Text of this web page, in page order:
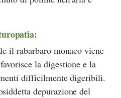
il rabarbaro monaco viene
la digestione e la
difficilmente digeribili.
depurazione del